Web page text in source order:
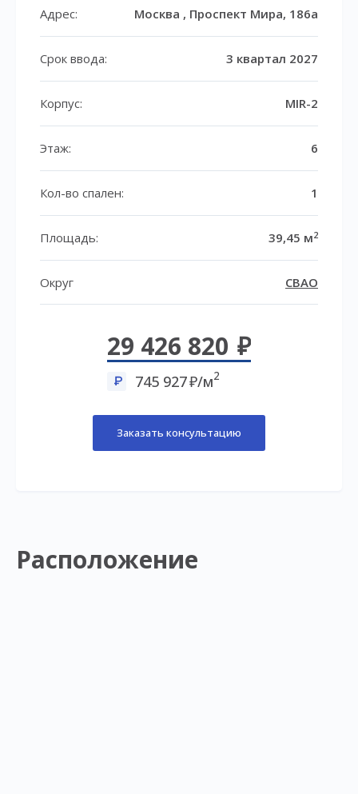
Адрес: Москва , Проспект Мира, 186а
Срок ввода: 3 квартал 2027
Корпус: MIR-2
Этаж: 6
Кол-во спален: 1
Площадь: 39,45 м2
Округ СВАО
29 426 820
745 927 /м2
Заказать консультацию
Расположение